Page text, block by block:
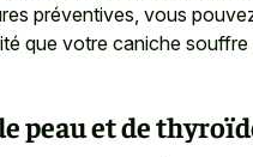
préventives, vous
que votre caniche souffre
peau et de